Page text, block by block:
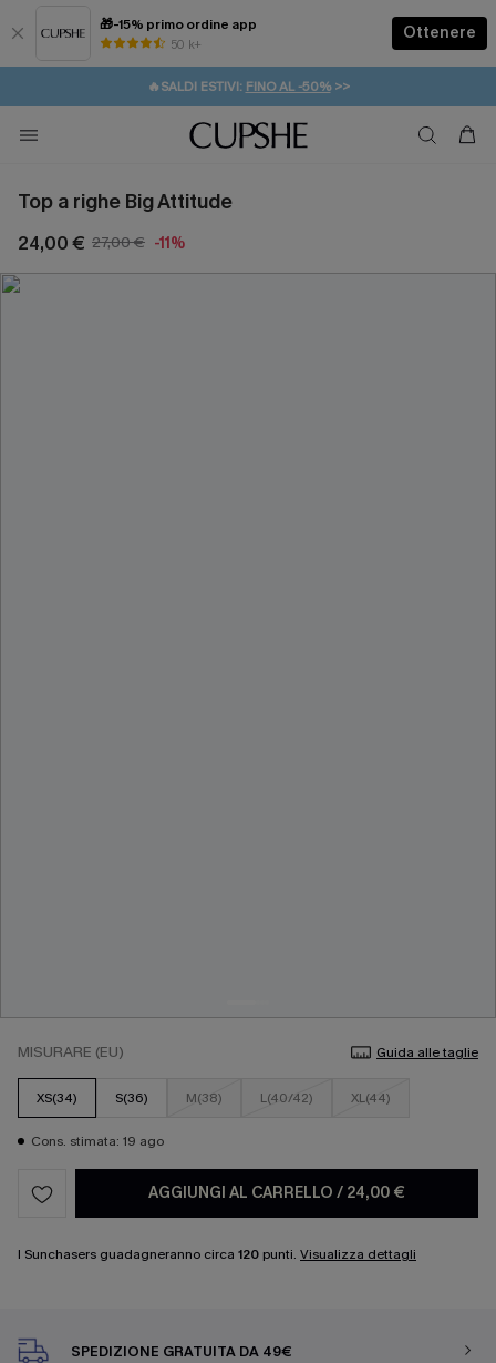
🎁-15% primo ordine app
50 k+
Ottenere
⚡️-15% SUGLI ESSENZIALI DA VACANZA | ACQUISTA
🔥SALDI ESTIVI: FINO AL -50%>>
🚚SPEDIZIONE GRATUITA DA 49€
💌REGALO PER I NUOVI: 20% DI SCONTO*
Top a righe Big Attitude
24,00 € 27,00 € -11%
MISURARE (EU) Guida alle taglie
XS(34) S(36) M(38) L(40/42) XL(44)
Cons. stimata: 19 ago
AGGIUNGI AL CARRELLO / 24,00 €
I Sunchasers guadagneranno circa 120 punti. Visualizza dettagli
SPEDIZIONE GRATUITA DA 49€